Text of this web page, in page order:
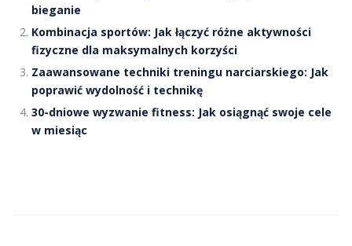
bieganie
Kombinacja sportów: Jak łączyć różne aktywności
fizyczne dla maksymalnych korzyści
Zaawansowane techniki treningu narciarskiego: Jak
poprawić wydolność i technikę
30-dniowe wyzwanie fitness: Jak osiągnąć swoje cele
w miesiąc